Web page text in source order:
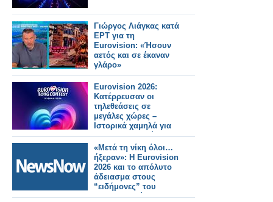
Γιώργος Λιάγκας κατά
ΕΡΤ για τη
Eurovision: «Ήσουν
αετός και σε έκαναν
γλάρο»
Eurovision 2026:
Κατέρρευσαν οι
τηλεθεάσεις σε
μεγάλες χώρες –
Ιστορικά χαμηλά για
BBC και Σουηδία
«Μετά τη νίκη όλοι…
ήξεραν»: Η Eurovision
2026 και το απόλυτο
άδειασμα στους
“ειδήμονες” του
διαγωνισμού